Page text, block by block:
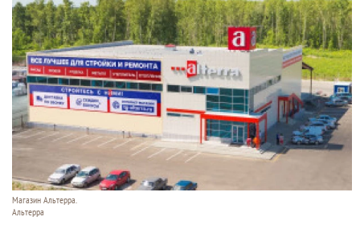
Магазин Альтерра.
Альтерра